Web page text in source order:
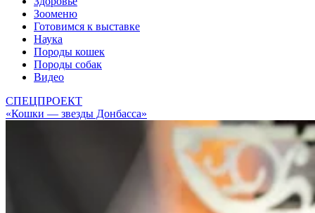
Зооменю
Готовимся к выставке
Наука
Породы кошек
Породы собак
Видео
СПЕЦПРОЕКТ
«Кошки — звезды Донбасса»